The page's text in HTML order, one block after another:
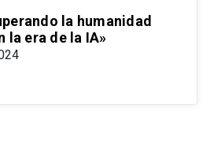
la humanidad
la era de la IA»